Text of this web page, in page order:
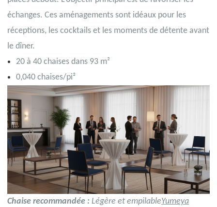
échanges. Ces aménagements sont idéaux pour les
réceptions, les cocktails et les moments de détente avant
le dîner.
20 à 40 chaises dans 93 m²
0,040 chaises/pi²
Chaise recommandée : Légère et empilableYumeya